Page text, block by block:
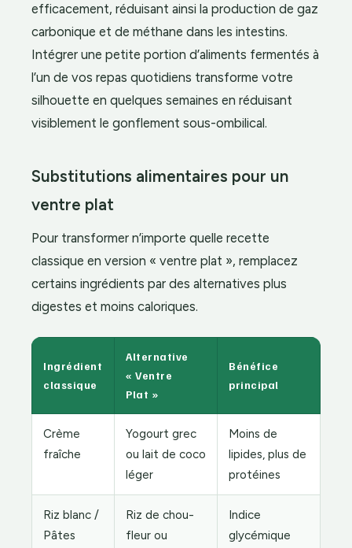
efficacement, réduisant ainsi la production de gaz
carbonique et de méthane dans les intestins.
Intégrer une petite portion d’aliments fermentés à
l’un de vos repas quotidiens transforme votre
silhouette en quelques semaines en réduisant
visiblement le gonflement sous-ombilical.
Substitutions alimentaires pour un
ventre plat
Pour transformer n’importe quelle recette
classique en version « ventre plat », remplacez
certains ingrédients par des alternatives plus
digestes et moins caloriques.
Ingrédient
classique
Alternative
« Ventre
Plat »
Bénéfice
principal
Crème
fraîche
Yogourt grec
ou lait de coco
léger
Moins de
lipides, plus de
protéines
Riz blanc /
Pâtes
Riz de chou-
fleur ou
Indice
glycémique